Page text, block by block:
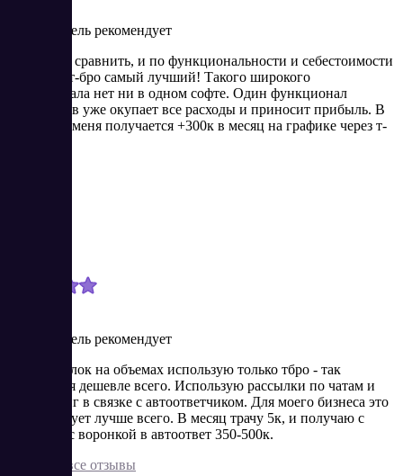
Пользователь рекомендует
Есть с чем сравнить, и по функциональности и себестоимости
клиента - т-бро самый лучший! Такого широкого
функционала нет ни в одном софте. Один функционал
нейроботов уже окупает все расходы и приносит прибыль. В
среднем у меня получается +300к в месяц на графике через т-
Пользователь рекомендует
Для рассылок на объемах использую только тбро - так
получается дешевле всего. Использую рассылки по чатам и
масслукинг в связке с автоответчиком. Для моего бизнеса это
конвертирует лучше всего. В месяц трачу 5к, и получаю с
рассылок с воронкой в автоответ 350-500к.
Показать все отзывы